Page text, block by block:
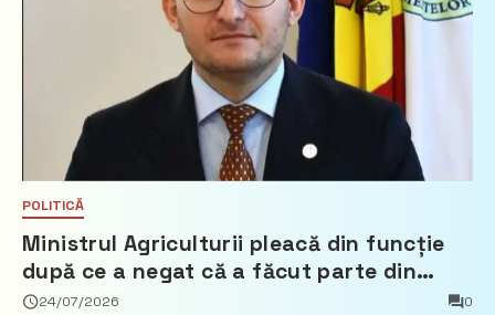
POLITICĂ
Ministrul Agriculturii pleacă din funcție
după ce a negat că a făcut parte din
Partidul Democrat
24/07/2026 0